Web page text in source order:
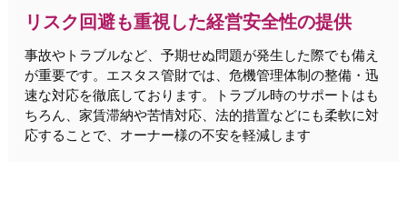
リスク回避も重視した経営安全性の提供
事故やトラブルなど、予期せぬ問題が発生した際でも備え
が重要です。エスタス管財では、危機管理体制の整備・迅
速な対応を徹底しております。トラブル時のサポートはも
ちろん、家賃滞納や苦情対応、法的措置などにも柔軟に対
応することで、オーナー様の不安を軽減します